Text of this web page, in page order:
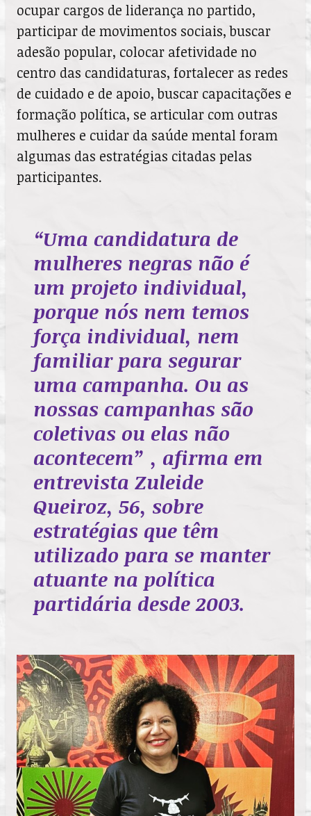
ocupar cargos de liderança no partido,
participar de movimentos sociais, buscar
adesão popular, colocar afetividade no
centro das candidaturas, fortalecer as redes
de cuidado e de apoio, buscar capacitações e
formação política, se articular com outras
mulheres e cuidar da saúde mental foram
algumas das estratégias citadas pelas
participantes.
“Uma candidatura de
mulheres negras não é
um projeto individual,
porque nós nem temos
força individual, nem
familiar para segurar
uma campanha. Ou as
nossas campanhas são
coletivas ou elas não
acontecem” , afirma em
entrevista Zuleide
Queiroz, 56, sobre
estratégias que têm
utilizado para se manter
atuante na política
partidária desde 2003.